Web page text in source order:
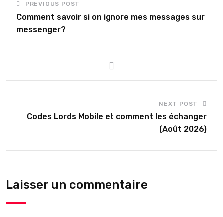
PREVIOUS POST
Comment savoir si on ignore mes messages sur
messenger?
NEXT POST
Codes Lords Mobile et comment les échanger
(Août 2026)
Laisser un commentaire